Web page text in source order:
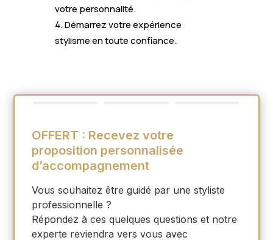
votre personnalité.
Démarrez votre expérience
stylisme en toute confiance.